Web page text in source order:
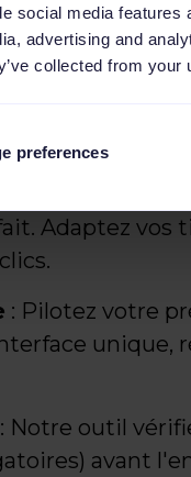
social media
advertising and
collected from
preferences
de vos
En connectant
Adaptez vos
: Pilotez votre
unique,
: Notre outil
avant